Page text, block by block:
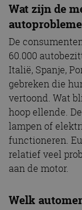
Wat zijn de
De
60.000
Italië, Spanje,
gebreken die
vertoond. Wat
hoop ellende.
lampen of
functioneren.
relatief veel
aan de motor.
Welk